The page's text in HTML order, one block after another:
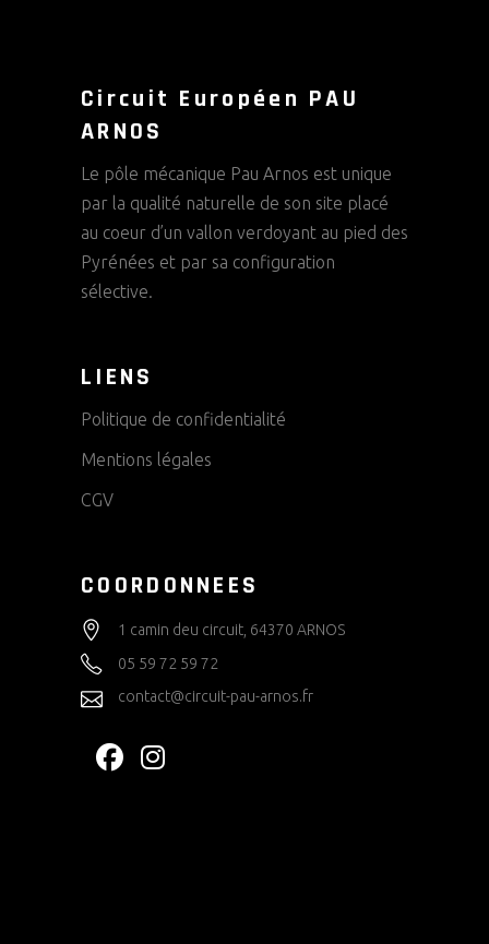
Circuit Européen PAU
ARNOS
Le pôle mécanique Pau Arnos est unique
par la qualité naturelle de son site placé
au coeur d’un vallon verdoyant au pied des
Pyrénées et par sa configuration
sélective.
LIENS
Politique de confidentialité
Mentions légales
CGV
COORDONNEES
1 camin deu circuit, 64370 ARNOS
05 59 72 59 72
contact@circuit-pau-arnos.fr